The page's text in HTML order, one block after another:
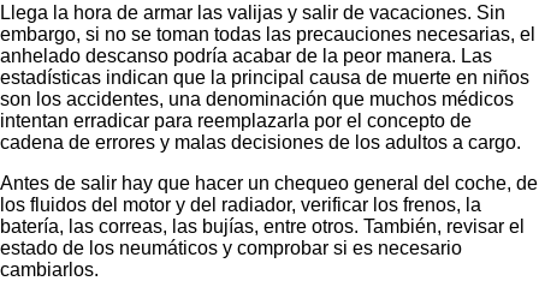
Llega la hora de armar las valijas y salir de vacaciones. Sin
embargo, si no se toman todas las precauciones necesarias, el
anhelado descanso podría acabar de la peor manera. Las
estadísticas indican que la principal causa de muerte en niños
son los accidentes, una denominación que muchos médicos
intentan erradicar para reemplazarla por el concepto de
cadena de errores y malas decisiones de los adultos a cargo.
Antes de salir hay que hacer un chequeo general del coche, de
los fluidos del motor y del radiador, verificar los frenos, la
batería, las correas, las bujías, entre otros. También, revisar el
estado de los neumáticos y comprobar si es necesario
cambiarlos.